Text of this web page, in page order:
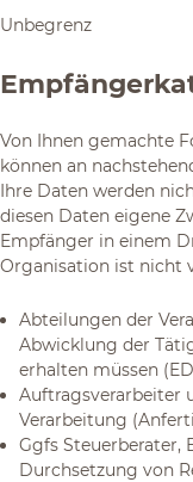
Unbegrenz
Von Ihnen gemachte
können an
Ihre Daten werden
diesen Daten eigene
Empfänger in einem
Organisation ist nicht
Abteilungen der
Abwicklung der
erhalten müssen
Auftragsverarbeiter
Verarbeitung
Ggfs Steuerberater,
Durchsetzung von